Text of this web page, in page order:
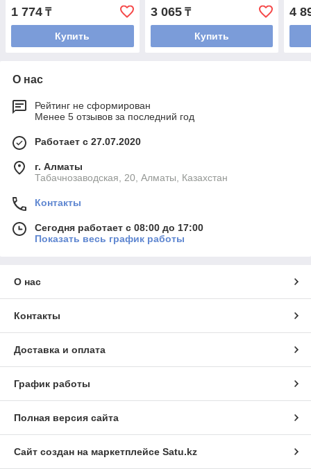
1 774 ₸
Купить
3 065₸
Купить
4
О нас
Рейтинг не сформирован
Менее 5 отзывов за последний год
Работает с 27.07.2020
г. Алматы
Табачнозаводская, 20, Алматы, Казахстан
Контакты
Сегодня работает с 08:00 до 17:00
Показать весь график работы
О нас
Контакты
Доставка и оплата
График работы
Полная версия сайта
Сайт создан на маркетплейсе Satu.kz